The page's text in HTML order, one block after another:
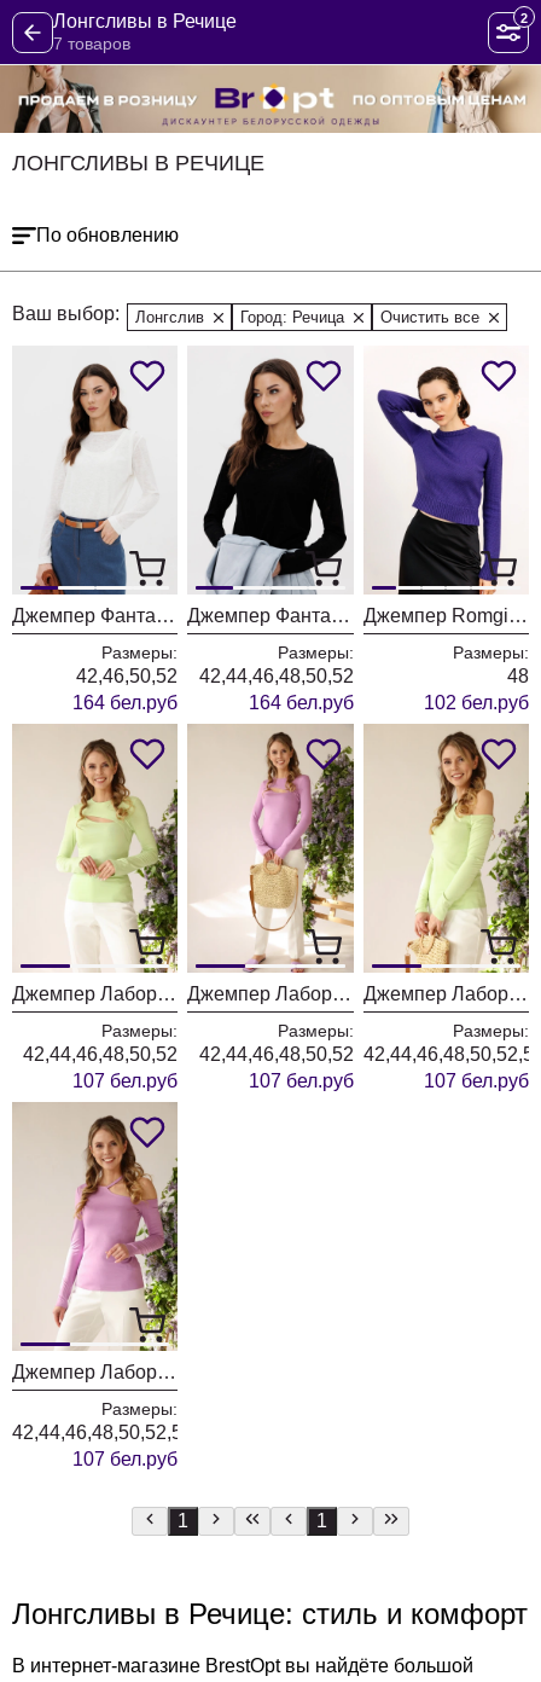
Лонгсливы в Речице
7 товаров
2
ЛОНГСЛИВЫ В РЕЧИЦЕ
По обновлению
Ваш выбор: Лонгслив Город: Речица Очистить все
Джемпер Фантазия Мод 4908 молочный
Размеры:
42,46,50,52
164 бел.руб
Джемпер Фантазия Мод 4908 черный
Размеры:
42,44,46,48,50,52
164 бел.руб
Джемпер Romgil РВ0116-ШЕ5 глубокий фиолетовый
Размеры:
48
102 бел.руб
Джемпер Лаборатория Моды ТК 8001 салат
Размеры:
42,44,46,48,50,52
107 бел.руб
Джемпер Лаборатория Моды ТК 8002 розовый
Размеры:
42,44,46,48,50,52
107 бел.руб
Джемпер Лаборатория Моды ТК 8003 салат
Размеры:
107 бел.руб
Джемпер Лаборатория Моды ТК 8004 розовый
Размеры:
42,44,46,48,50,52,54,56,58
107 бел.руб
1 1
Лонгсливы в Речице: стиль и комфорт
В интернет-магазине BrestOpt вы найдёте большой